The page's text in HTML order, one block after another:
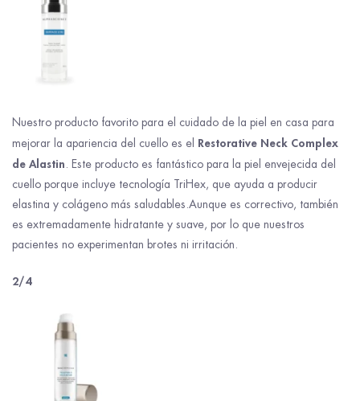
Nuestro producto favorito para el cuidado de la piel en casa para
mejorar la apariencia del cuello es el Restorative Neck Complex
de Alastin. Este producto es fantástico para la piel envejecida del
cuello porque incluye tecnología TriHex, que ayuda a producir
elastina y colágeno más saludables.Aunque es correctivo, también
es extremadamente hidratante y suave, por lo que nuestros
pacientes no experimentan brotes ni irritación.
2/4